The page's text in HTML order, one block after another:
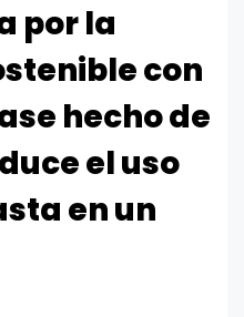
por la
con
hecho de
el uso
en un